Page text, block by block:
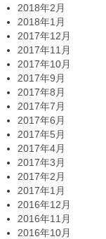
2018年2月
2018年1月
2017年12月
2017年11月
2017年10月
2017年9月
2017年8月
2017年7月
2017年6月
2017年5月
2017年4月
2017年3月
2017年2月
2017年1月
2016年12月
2016年11月
2016年10月